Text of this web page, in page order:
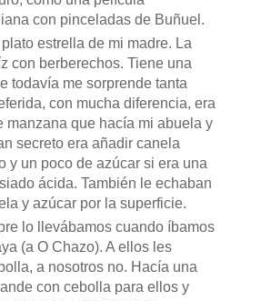
con pinceladas de Buñuel.
estrella de mi madre. La
con berberechos. Tiene una
todavía me sorprende tanta
con mucha diferencia, era
manzana que hacía mi abuela y
secreto era añadir canela
y un poco de azúcar si era una
ácida. También le echaban
y azúcar por la superficie.
lo llevábamos cuando íbamos
(a O Chazo). A ellos les
a nosotros no. Hacía una
con cebolla para ellos y